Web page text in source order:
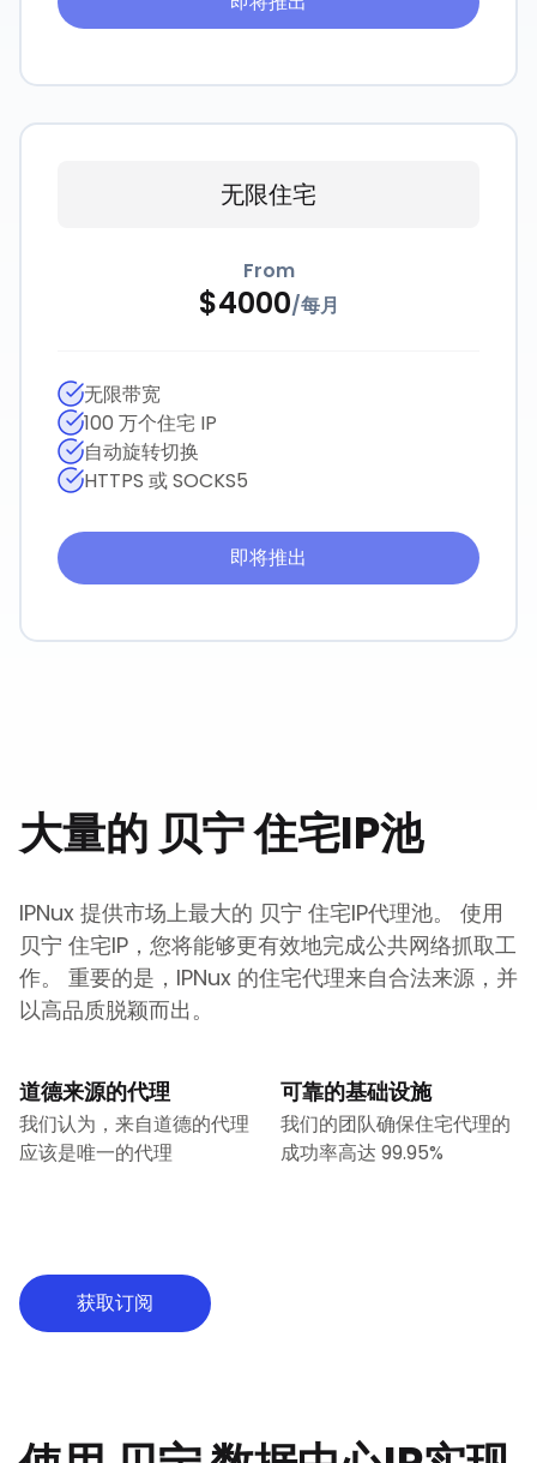
无限住宅
From
$4000/每月
无限带宽
100 万个住宅 IP
自动旋转切换
HTTPS 或 SOCKS5
即将推出
大量的贝宁住宅IP池
IPNux 提供市场上最大的 贝宁 住宅IP代理池。 使用
贝宁 住宅IP，您将能够更有效地完成公共网络抓取工
作。 重要的是，IPNux 的住宅代理来自合法来源，并
以高品质脱颖而出。
道德来源的代理
我们认为，来自道德的代理
应该是唯一的代理
可靠的基础设施
我们的团队确保住宅代理的
成功率高达 99.95%
获取订阅